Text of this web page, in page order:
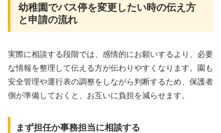
幼稚園でバス停を変更したい時の伝え方
と申請の流れ
実際に相談する段階では、感情的にお願いするより、必要
な情報を整理して伝える方が伝わりやすくなります。園も
安全管理や運行表の調整をしながら判断するため、保護者
側が準備しておくと、お互いに負担を減らせます。
まず担任か事務担当に相談する